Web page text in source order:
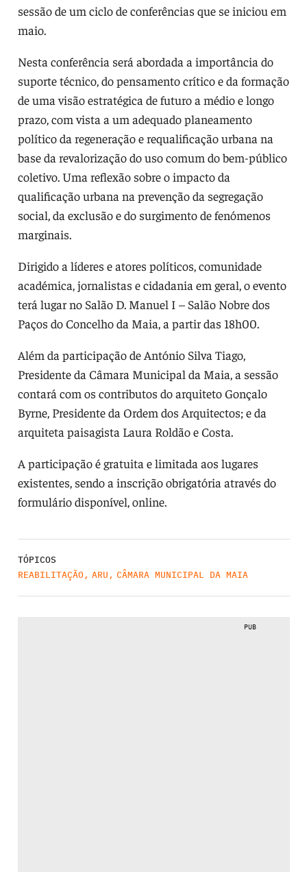
sessão de um ciclo de conferências que se iniciou em
maio.
Nesta conferência será abordada a importância do
suporte técnico, do pensamento crítico e da formação
de uma visão estratégica de futuro a médio e longo
prazo, com vista a um adequado planeamento
político da regeneração e requalificação urbana na
base da revalorização do uso comum do bem-público
coletivo. Uma reflexão sobre o impacto da
qualificação urbana na prevenção da segregação
social, da exclusão e do surgimento de fenómenos
marginais.
Dirigido a líderes e atores políticos, comunidade
académica, jornalistas e cidadania em geral, o evento
terá lugar no Salão D. Manuel I – Salão Nobre dos
Paços do Concelho da Maia, a partir das 18h00.
Além da participação de António Silva Tiago,
Presidente da Câmara Municipal da Maia, a sessão
contará com os contributos do arquiteto Gonçalo
Byrne, Presidente da Ordem dos Arquitectos; e da
arquiteta paisagista Laura Roldão e Costa.
A participação é gratuita e limitada aos lugares
existentes, sendo a inscrição obrigatória através do
formulário disponível, online.
TÓPICOS
REABILITAÇÃO, ARU , CÂMARA MUNICIPAL DA MAIA
PUB